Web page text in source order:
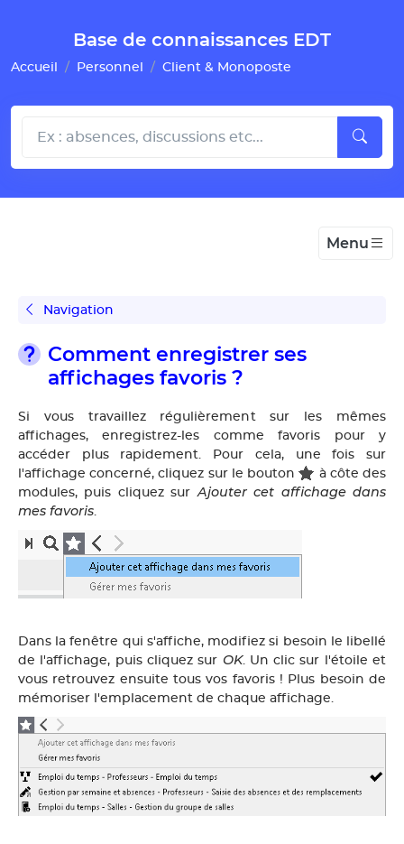
Base de connaissances EDT
Accueil Personnel Client & Monoposte
Menu
Navigation
Comment enregistrer ses
affichages favoris ?
Si vous travaillez régulièrement sur les mêmes
affichages, enregistrez-les comme favoris pour y
accéder plus rapidement. Pour cela, une fois sur
l'affichage concerné, cliquez sur le bouton
à côte des
modules, puis cliquez sur Ajouter cet affichage dans
mes favoris
Dans la fenêtre qui s'affiche, modifiez si besoin le libellé
de l'affichage, puis cliquez sur OK. Un clic sur l'étoile et
vous retrouvez ensuite tous vos favoris ! Plus besoin de
mémoriser l'emplacement de chaque affichage.